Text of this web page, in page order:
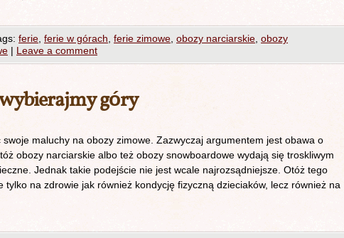
ferie ferie w górach ferie zimowe obozy narciarskie obozy
| Leave a comment
góry
swoje maluchy na obozy zimowe. Zazwyczaj argumentem jest obawa o
obozy narciarskie albo też obozy snowboardowe wydają się troskliwym
Jednak takie podejście nie jest wcale najrozsądniejsze. Otóż tego
tylko na zdrowie jak również kondycję fizyczną dzieciaków, lecz również na